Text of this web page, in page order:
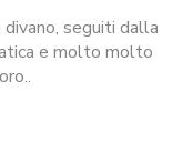
seguiti dalla
e molto molto